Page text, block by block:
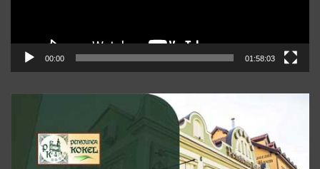
00:00 01:58:03